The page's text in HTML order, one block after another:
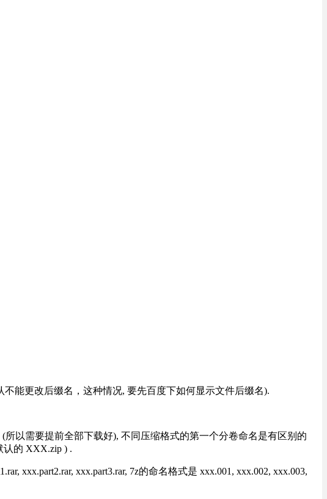
能更改后缀名，这种情况, 要先百度下如何显示文件后缀名).
以需要提前全部下载好), 不同压缩格式的第一个分卷命名是有区别的
认的 XXX.zip ) .
xxx.part2.rar, xxx.part3.rar, 7z的命名格式是 xxx.001, xxx.002, xxx.003,